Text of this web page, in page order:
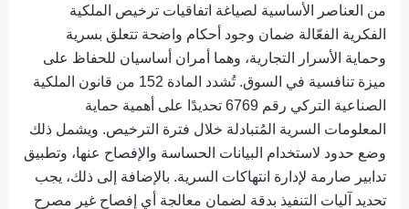
من العناصر الأساسية لصياغة اتفاقيات ترخيص الملكية
الفكرية الفعّالة ضمان وجود أحكام واضحة تتعلق بسرية
وحماية الأسرار التجارية، وهما أمران أساسيان للحفاظ على
ميزة تنافسية في السوق. تُشدد المادة 152 من قانون الملكية
الصناعية التركي رقم 6769 تحديدًا على أهمية حماية
المعلومات السرية المُتبادلة خلال فترة الترخيص. ويشمل ذلك
وضع حدود لاستخدام البيانات الحساسة والإفصاح عنها، وتطبيق
تدابير صارمة لإدارة انتهاكات السرية. بالإضافة إلى ذلك، يجب
تحديد آليات التنفيذ بدقة لضمان معالجة أي إفصاح غير مصرح